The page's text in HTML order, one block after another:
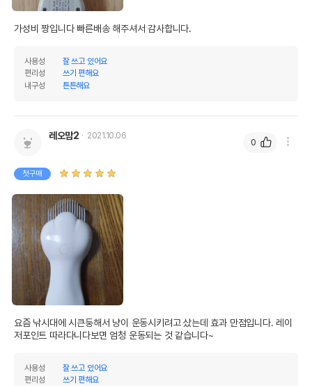
가성비 짱입니다 빠른배송 해주셔서 감사합니다.
사용성
잘 쓰고 있어요
편리성
쓰기 편해요
내구성
튼튼해요
레오맘2 2021.10.06
첫구매
요즘 낚시대에 시큰둥해서 냥이 운동시키려고 샀는데 효과 만점입니다. 레이
저포인트 따라다니다보면 엄청 운동되는 것 같습니다~
사용성
잘 쓰고 있어요
편리성
쓰기 편해요
0